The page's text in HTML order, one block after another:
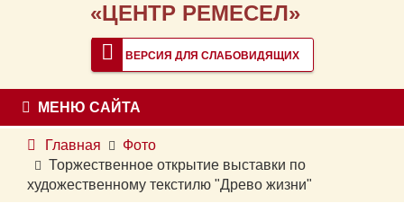
«ЦЕНТР РЕМЕСЕЛ»
ВЕРСИЯ ДЛЯ СЛАБОВИДЯЩИХ
МЕНЮ САЙТА
Главная
Фото
Торжественное открытие выставки по
художественному текстилю "Древо жизни"